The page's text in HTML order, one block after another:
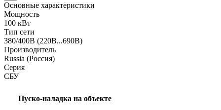
Основные характеристики
Мощность
100 кВт
Тип сети
380/400В (220В...690В)
Производитель
Russia (Россия)
Серия
СБУ
Пуско-наладка на объекте